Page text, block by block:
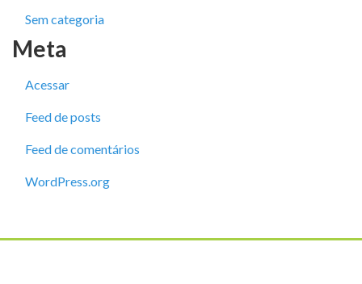
Sem categoria
Meta
Acessar
Feed de posts
Feed de comentários
WordPress.org